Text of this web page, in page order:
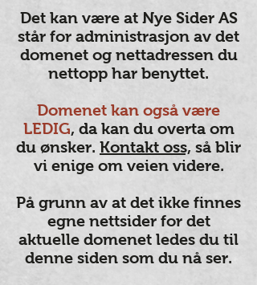
Det kan være at Nye Sider AS
står for administrasjon av det
domenet og nettadressen du
nettopp har benyttet.
Domenet kan også være
LEDIG, da kan du overta om
du ønsker. Kontakt oss, så blir
vi enige om veien videre.
På grunn av at det ikke finnes
egne nettsider for det
aktuelle domenet ledes du til
denne siden som du nå ser.